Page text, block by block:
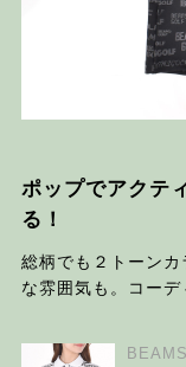
ポップでアクテ
る！
総柄でも２トーン
な雰囲気も。コーデ